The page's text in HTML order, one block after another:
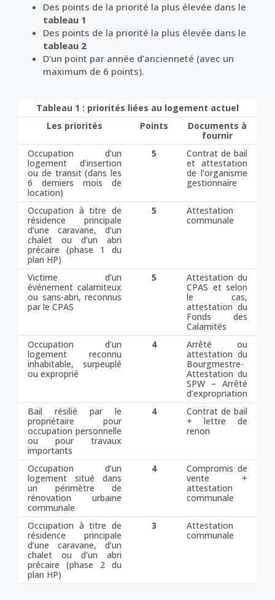
Des points de la priorité la plus élevée dans le
tableau 1
Des points de la priorité la plus élevée dans le
tableau 2
D’un point par année d’ancienneté (avec un
maximum de 6 points).
Tableau 1 : priorités liées au logement actuel
Les priorités
Points
Documents à
fournir
Occupation d’un
logement d’insertion
ou de transit (dans les
6 derniers mois de
location)
5
Contrat de bail
et attestation
de l’organisme
gestionnaire
Occupation à titre de
résidence principale
d’une caravane, d’un
chalet ou d’un abri
précaire (phase 1 du
plan HP)
5
Attestation
communale
Victime d’un
événement calamiteux
ou sans-abri, reconnus
par le CPAS
5
Attestation du
CPAS et selon
le cas,
attestation du
Fonds des
Calamités
Occupation d’un
logement reconnu
inhabitable, surpeuplé
ou exproprié
4
Arrêté ou
attestation du
Bourgmestre-
Attestation du
SPW – Arrêté
d’expropriation
Bail résilié par le
propriétaire pour
occupation personnelle
ou pour travaux
importants
4
Contrat de bail
+ lettre de
renon
Occupation d’un
logement situé dans
un périmètre de
rénovation urbaine
communale
4
Compromis de
vente +
attestation
communale
Occupation à titre de
résidence principale
d’une caravane, d’un
chalet ou d’un abri
précaire (phase 2 du
plan HP)
3
Attestation
communale